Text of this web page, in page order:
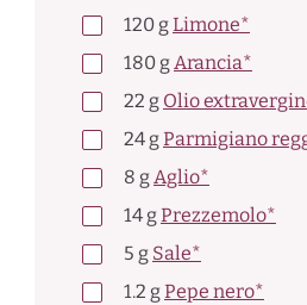
120 gLimone*
180 gArancia*
22 g Olio
24 gParmigiano
8 gAglio*
14 gPrezzemolo*
5 g Sale*
1.2 gPepe nero*